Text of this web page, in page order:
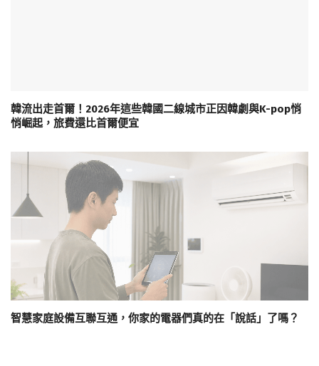
韓流出走首爾！2026年這些韓國二線城市正因韓劇與K-pop悄
悄崛起，旅費還比首爾便宜
智慧家庭設備互聯互通，你家的電器們真的在「說話」了嗎？